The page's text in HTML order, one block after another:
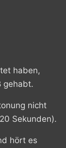
haben,
gehabt.
nicht
Sekunden).
hört es